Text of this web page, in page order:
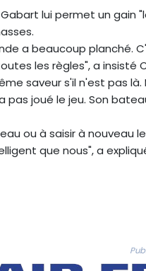
lui permet un gain
a beaucoup planché.
les règles", a insisté
saveur s'il n'est pas
joué le jeu. Son
ou à saisir à nouveau le
que nous", a